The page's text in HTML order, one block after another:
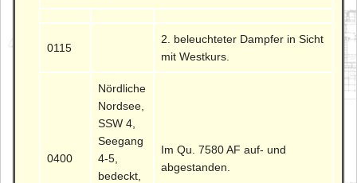
0115
2. beleuchteter Dampfer in Sicht
mit Westkurs.
0400
Nördliche
Nordsee,
SSW 4,
Seegang
4-5,
bedeckt,
Im Qu. 7580 AF auf- und
abgestanden.